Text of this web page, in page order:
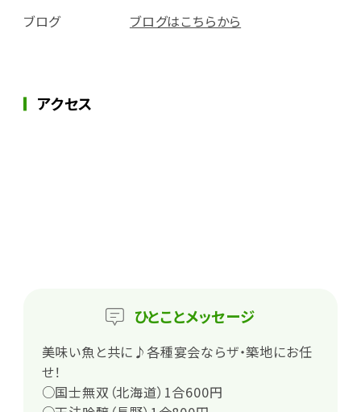
ブログ ブログはこちらから
アクセス
ひとことメッセージ
美味い魚と共に♪各種宴会ならザ・築地にお任
せ！
○国士無双（北海道）1合600円